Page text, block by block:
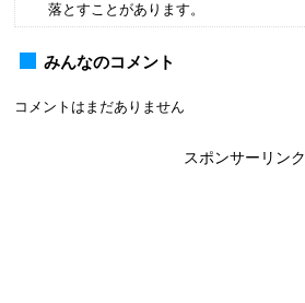
落とすことがあります。
みんなのコメント
コメントはまだありません
スポンサーリンク